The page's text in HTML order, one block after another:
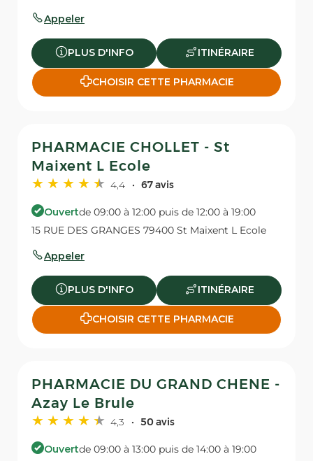
Appeler
PLUS D'INFO ITINÉRAIRE
CHOISIR CETTE PHARMACIE
PHARMACIE CHOLLET - St
Maixent L Ecole
4,4 67 avis
Ouvertde 09:00 à 12:00 puis de 12:00 à 19:00
15 RUE DES GRANGES 79400 St Maixent L Ecole
Appeler
PLUS D'INFO ITINÉRAIRE
CHOISIR CETTE PHARMACIE
PHARMACIE DU GRAND CHENE -
Azay Le Brule
4,3 50 avis
Ouvertde 09:00 à 13:00 puis de 14:00 à 19:00